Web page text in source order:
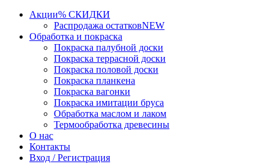
Акции% СКИДКИ
Распродажа остатковNEW
Обработка и покраска
Покраска палубной доски
Покраска террасной доски
Покраска половой доски
Покраска планкена
Покраска вагонки
Покраска имитации бруса
Обработка маслом и лаком
Термообработка древесины
О нас
Контакты
Вход / Регистрация